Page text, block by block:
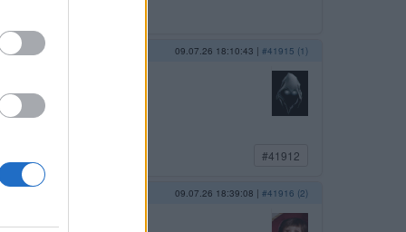
09.07.26 18:10:43 | #41915 (1)
#41912
09.07.26 18:39:08 | #41916 (2)